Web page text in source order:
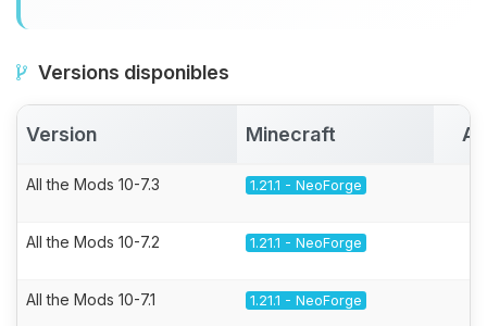
Versions disponibles
Version Minecraft
All the Mods 10-7.3 1.21.1 - NeoForge
All the Mods 10-7.2 1.21.1 - NeoForge
All the Mods 10-7.1 1.21.1 - NeoForge